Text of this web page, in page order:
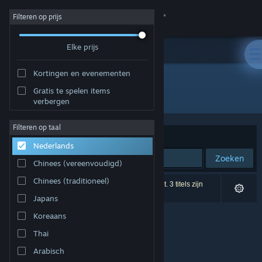
Inloggen
Community
Over
Ondersteuning
Taal wijzigen
Download de mobiele Steam-app
Desktopwebsite weergeven
Filteren op prijs
Elke prijs
Kortingen en evenementen
Gratis te spelen items
verbergen
Filteren op taal
Nederlands
Chinees (vereenvoudigd)
Chinees (traditioneel)
Japans
Koreaans
Thai
Arabisch
Ontwikkelaar: iRacing
Sorteren op Relevantie
Zoeken
0 resultaten komen overeen met je zoekopdracht. 3 titels zijn
uitgesloten op basis van je voorkeuren.